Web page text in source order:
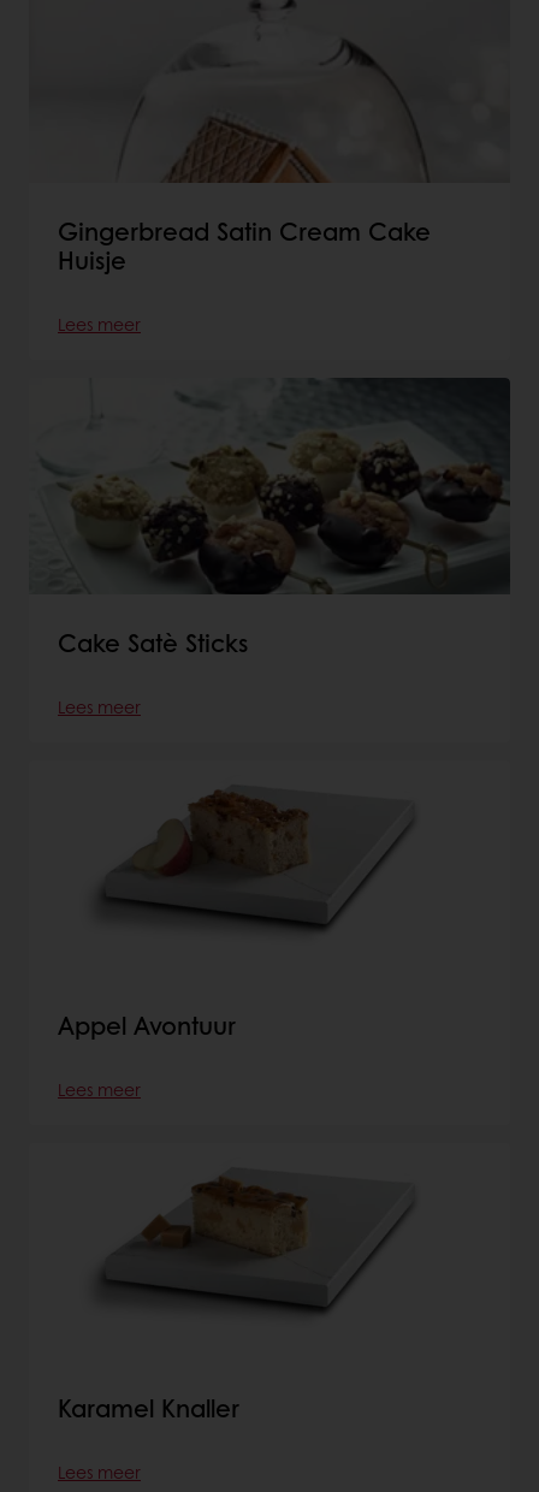
Gingerbread Satin Cream Cake
Huisje
Lees meer
Cake Satè Sticks
Lees meer
Appel Avontuur
Lees meer
Karamel Knaller
Lees meer